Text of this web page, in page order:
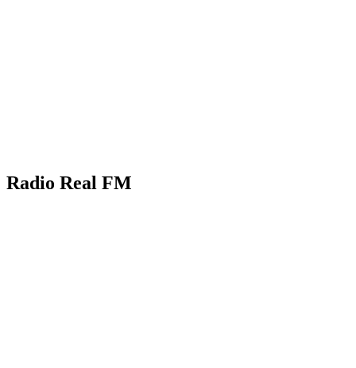
Radio Real FM